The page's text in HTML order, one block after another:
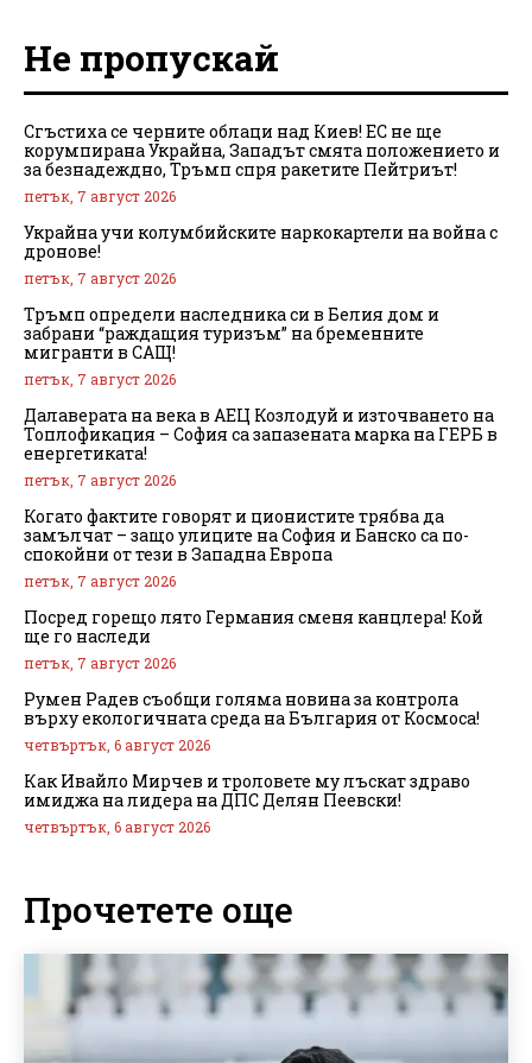
Не пропускай
Сгъстиха се черните облаци над Киев! ЕС не ще
корумпирана Украйна, Западът смята положението и
за безнадеждно, Тръмп спря ракетите Пейтриът!
петък, 7 август 2026
Украйна учи колумбийските наркокартели на война с
дронове!
петък, 7 август 2026
Тръмп определи наследника си в Белия дом и
забрани “раждащия туризъм” на бременните
мигранти в САЩ!
петък, 7 август 2026
Далаверата на века в АЕЦ Козлодуй и източването на
Топлофикация – София са запазената марка на ГЕРБ в
енергетиката!
петък, 7 август 2026
Когато фактите говорят и ционистите трябва да
замълчат – защо улиците на София и Банско са по-
спокойни от тези в Западна Европа
петък, 7 август 2026
Посред горещо лято Германия сменя канцлера! Кой
ще го наследи
петък, 7 август 2026
Румен Радев съобщи голяма новина за контрола
върху екологичната среда на България от Космоса!
четвъртък, 6 август 2026
Как Ивайло Мирчев и троловете му лъскат здраво
имиджа на лидера на ДПС Делян Пеевски!
четвъртък, 6 август 2026
Прочетете още